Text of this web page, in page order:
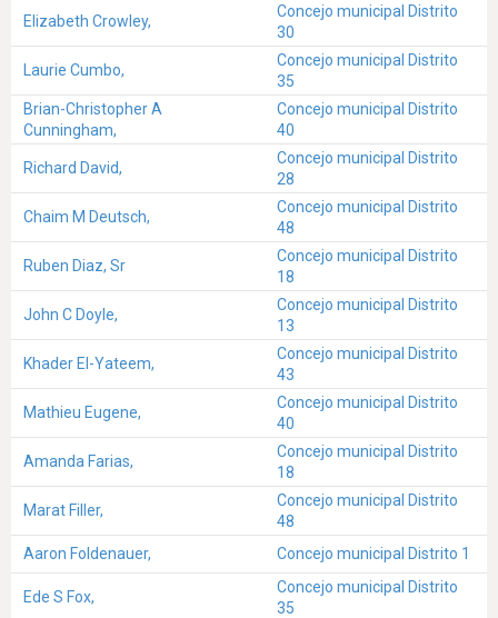
Elizabeth Crowley,
Concejo municipal Distrito
30
Laurie Cumbo,
Concejo municipal Distrito
35
Brian-Christopher A
Cunningham,
Concejo municipal Distrito
40
Richard David,
Concejo municipal Distrito
28
Chaim M Deutsch,
Concejo municipal Distrito
48
Ruben Diaz, Sr
Concejo municipal Distrito
18
John C Doyle,
Concejo municipal Distrito
13
Khader El-Yateem,
Concejo municipal Distrito
43
Mathieu Eugene,
Concejo municipal Distrito
40
Amanda Farias,
Concejo municipal Distrito
18
Marat Filler,
Concejo municipal Distrito
48
Aaron Foldenauer,
Concejo municipal Distrito 1
Ede S Fox,
Concejo municipal Distrito
35